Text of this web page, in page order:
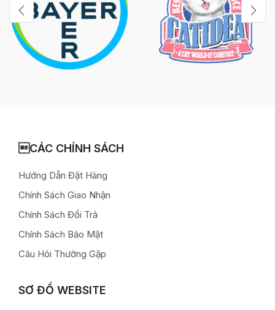
CÁC CHÍNH SÁCH
Hướng Dẫn Đặt Hàng
Chính Sách Giao Nhận
Chính Sách Đổi Trả
Chính Sách Bảo Mật
Câu Hỏi Thường Gặp
SƠ ĐỒ WEBSITE